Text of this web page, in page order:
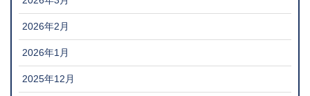
2026年2月
2026年1月
2025年12月